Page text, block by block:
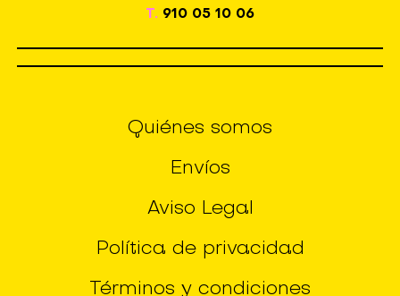
T. 910 05 10 06
Quiénes somos
Envíos
Aviso Legal
Política de privacidad
Términos y condiciones